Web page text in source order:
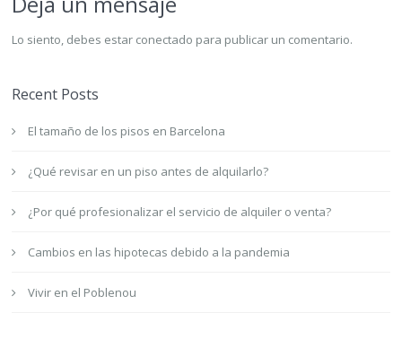
Lo siento, debes estar conectado para publicar un comentario.
Recent Posts
El tamaño de los pisos en Barcelona
¿Qué revisar en un piso antes de alquilarlo?
¿Por qué profesionalizar el servicio de alquiler o venta?
Cambios en las hipotecas debido a la pandemia
Vivir en el Poblenou